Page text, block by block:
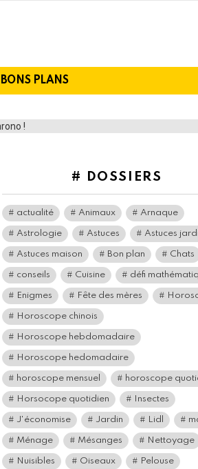
BONS PLANS
# DOSSIERS
actualité Animaux Arnaque
Astrologie Astuces Astuces
Astuces maison Bon plan Chats
conseils Cuisine défi
Enigmes Fête des mères
Horoscope chinois
Horoscope hebdomadaire
Horoscope hedomadaire
horoscope mensuel horoscope
Horsocope quotidien Insectes
J'économise Jardin Lidl
Ménage Mésanges Nettoyage
Nuisibles Oiseaux Pelouse